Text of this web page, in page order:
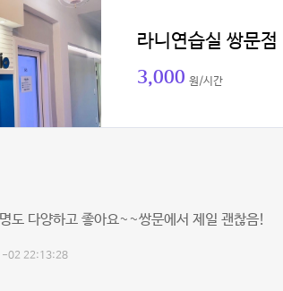
라니연습실 쌍문점
3,000 원/시간
도 다양하고 좋아요~~쌍문에서 제일 괜찮음!
02 22:13:28